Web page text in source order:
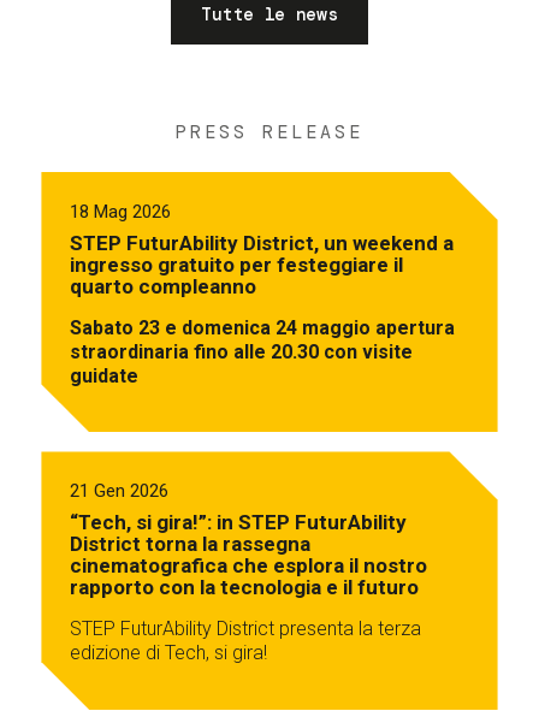
Tutte le news
PRESS RELEASE
18 Mag 2026
STEP FuturAbility District, un weekend a
ingresso gratuito per festeggiare il
quarto compleanno
Sabato 23 e domenica 24 maggio apertura
straordinaria fino alle 20.30 con visite
guidate
21 Gen 2026
“Tech, si gira!”: in STEP FuturAbility
District torna la rassegna
cinematografica che esplora il nostro
rapporto con la tecnologia e il futuro
STEP FuturAbility District presenta la terza
edizione di Tech, si gira!